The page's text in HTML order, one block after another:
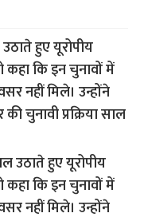
हुए यूरोपीय
कहा कि इन चुनावों में
नहीं मिले। उन्होंने
चुनावी प्रक्रिया साल